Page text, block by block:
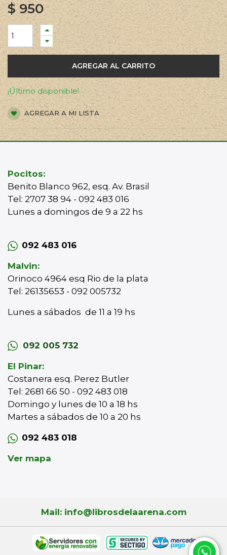
$950
AGREGAR AL CARRITO
¡Último disponible!
AGREGAR A MI LISTA
Pocitos:
Benito Blanco 962, esq. Av. Brasil
Tel: 2707 38 94 - 092 483 016
Lunes a domingos de 9 a 22 hs
092 483 016
Malvin:
Orinoco 4964 esq Rio de la plata
Tel: 26135653 - 092 005732
Lunes a sábados de 11 a 19 hs
092 005 732
El Pinar:
Costanera esq. Perez Butler
Tel: 2681 66 50 - 092 483 018
Domingo y lunes de 10 a 18 hs
Martes a sábados de 10 a 20 hs
092 483 018
Ver mapa
Mail: info@librosdelaarena.com